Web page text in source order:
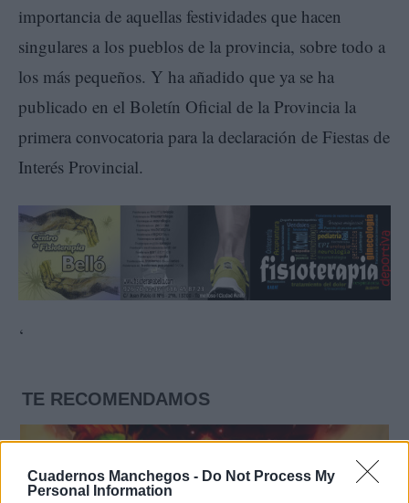
Cuadernos Manchegos - Do Not Process My
Personal Information
importancia de aquellas festividades que hacen
singulares a los pueblos de la provincia, sobre todo a
los más pequeños. Y ha añadido que ya se ha
publicado en el Boletín Oficial de la Provincia la
primera convocatoria para la declaración de Fiestas de
Interés Provincial.
‘
TE RECOMENDAMOS